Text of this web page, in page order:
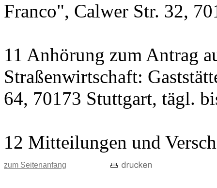
Franco", Calwer Str. 32,
11 Anhörung zum Antrag
Straßenwirtschaft:
64, 70173 Stuttgart, tägl.
12 Mitteilungen und
zum Seitenanfang